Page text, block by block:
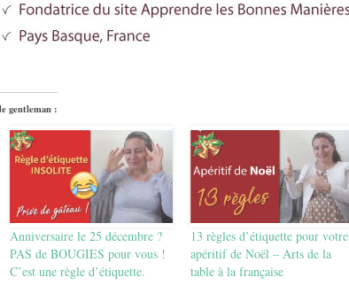
gentleman :
Anniversaire le 25 décembre ?
PAS de BOUGIES pour vous !
C’est une règle d’étiquette.
13 règles d’étiquette pour votre
apéritif de Noël – Arts de la
table à la française